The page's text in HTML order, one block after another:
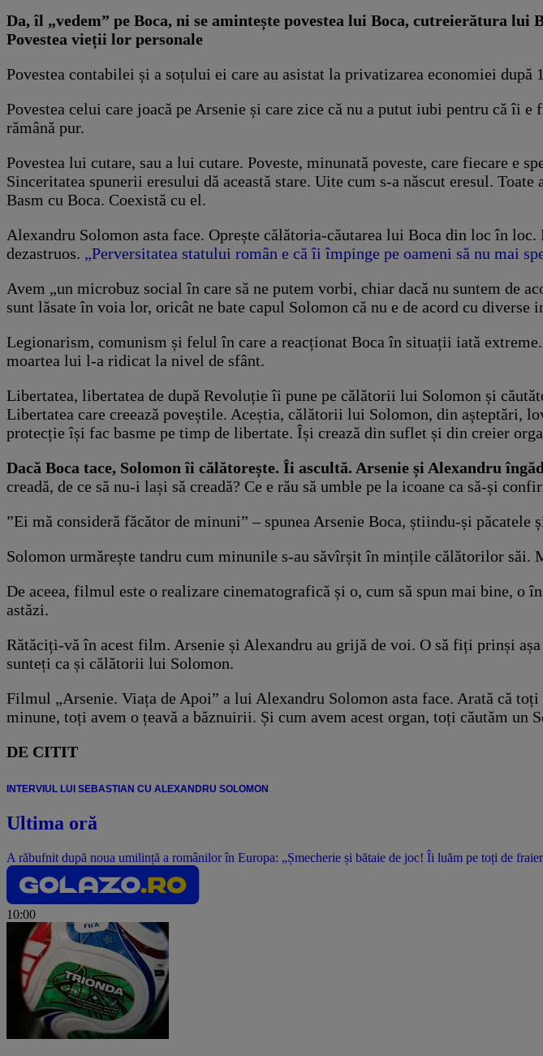
Da, îl „vedem” pe Boca, ni se amintește povestea lui Boca, cutreierătura
Povestea vieții lor personale
Povestea contabilei și a soțului ei care au asistat la privatizarea economiei după
Povestea celui care joacă pe Arsenie și care zice că nu a putut iubi pentru că îi
rămână pur.
Povestea lui cutare, sau a lui cutare. Poveste, minunată poveste, care fiecare e
Sinceritatea spunerii eresului dă această stare. Uite cum s-a născut eresul.
Basm cu Boca. Coexistă cu el.
Alexandru Solomon asta face. Oprește călătoria-căutarea lui Boca din loc în
dezastruos. „Perversitatea statului român e că îi împinge pe oameni să nu mai
Avem „un microbuz social în care să ne putem vorbi, chiar dacă nu suntem de
sunt lăsate în voia lor, oricât ne bate capul Solomon că nu e de acord cu diverse
Legionarism, comunism și felul în care a reacționat Boca în situații iată
moartea lui l-a ridicat la nivel de sfânt.
Libertatea, libertatea de după Revoluție îi pune pe călătorii lui Solomon și
Libertatea care creează poveștile. Aceștia, călătorii lui Solomon, din așteptări,
protecție își fac basme pe timp de libertate. Își crează din suflet și din creier
Dacă Boca tace, Solomon îi călătorește. Îi ascultă. Arsenie și Alexandru
creadă, de ce să nu-i lași să creadă? Ce e rău să umble pe la icoane ca să-și
”Ei mă consideră făcător de minuni” – spunea Arsenie Boca, știindu-și păcatele
Solomon urmărește tandru cum minunile s-au săvîrșit în mințile călătorilor săi.
De aceea, filmul este o realizare cinematografică și o, cum să spun mai bine, o
astăzi.
Rătăciți-vă în acest film. Arsenie și Alexandru au grijă de voi. O să fiți prinși
sunteți ca și călătorii lui Solomon.
Filmul „Arsenie. Viața de Apoi” a lui Alexandru Solomon asta face. Arată că
minune, toți avem o țeavă a băznuirii. Și cum avem acest organ, toți căutăm un
DE CITIT
INTERVIUL LUI SEBASTIAN CU ALEXANDRU SOLOMON
Ultima oră
A răbufnit după noua umilință a românilor în Europa: „Șmecherie și bătaie de joc! Îi luăm pe toți de
10:00